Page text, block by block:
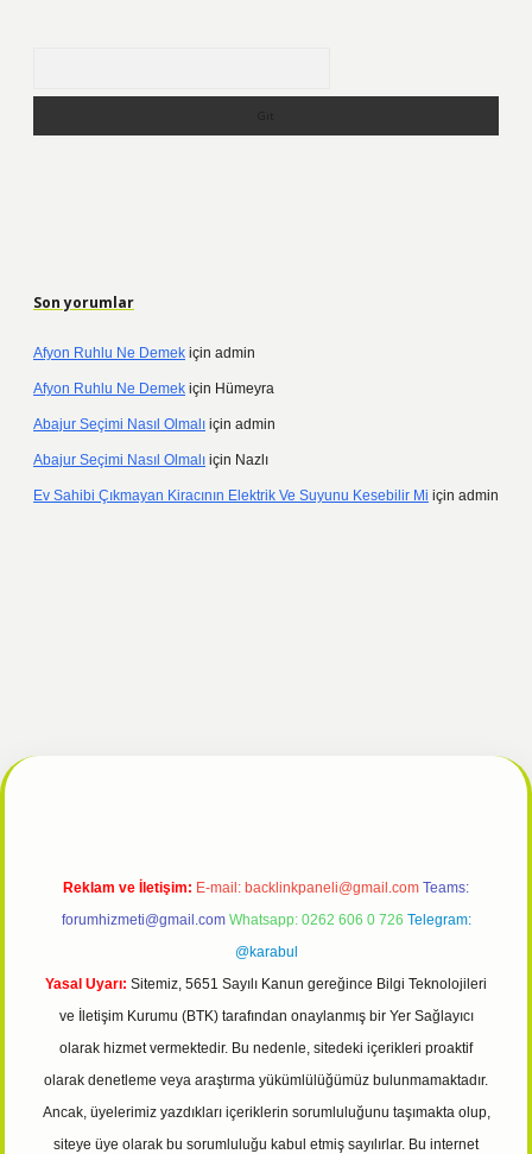
Son yorumlar
Afyon Ruhlu Ne Demek için admin
Afyon Ruhlu Ne Demek için Hümeyra
Abajur Seçimi Nasıl Olmalı için admin
Abajur Seçimi Nasıl Olmalı için Nazlı
Ev Sahibi Çıkmayan Kiracının Elektrik Ve Suyunu Kesebilir Mi için admin
giriş
Reklam ve İletişim: E-mail: backlinkpaneli@gmail.com Teams:
forumhizmeti@gmail.com Whatsapp: 0262 606 0 726 Telegram:
@karabul
Yasal Uyarı: Sitemiz, 5651 Sayılı Kanun gereğince Bilgi Teknolojileri
ve İletişim Kurumu (BTK) tarafından onaylanmış bir Yer Sağlayıcı
olarak hizmet vermektedir. Bu nedenle, sitedeki içerikleri proaktif
olarak denetleme veya araştırma yükümlülüğümüz bulunmamaktadır.
Ancak, üyelerimiz yazdıkları içeriklerin sorumluluğunu taşımakta olup,
siteye üye olarak bu sorumluluğu kabul etmiş sayılırlar. Bu internet